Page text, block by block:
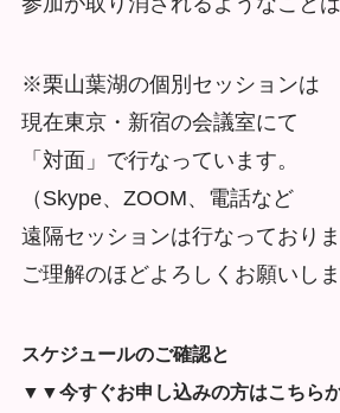
※栗山葉湖の個別セッションは
現在東京・新宿の会議室にて
「対面」で行なっています。
（Skype、ZOOM、電話など
遠隔セッションは行なっており
ご理解のほどよろしくお願いしま
スケジュールのご確認と
▼▼今すぐお申し込みの方はこちら